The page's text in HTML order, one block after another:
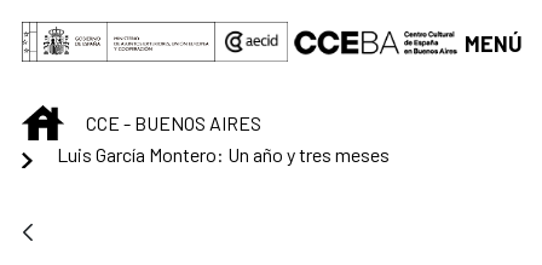
Saltar al contenido principal
MENÚ
INICIOCCE - BUENOS AIRES
Luis García Montero: Un año y tres meses